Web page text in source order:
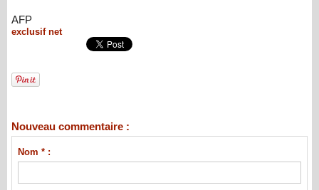
AFP
exclusif net
Nouveau commentaire :
Nom * :